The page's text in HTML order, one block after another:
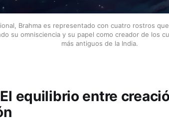
Brahma es representado con cuatro rostros
su omnisciencia y su papel como creador de los
más antiguos de la India.
equilibrio entre